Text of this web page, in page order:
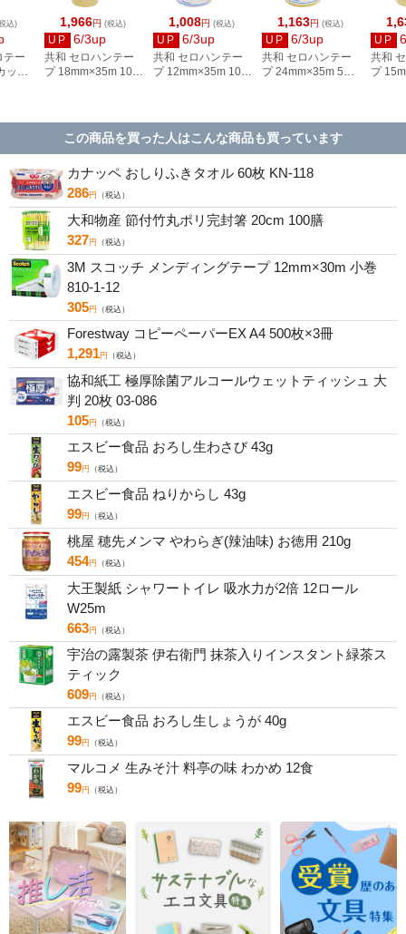
1,966円 (税込)
UP 6/3up
共和 セロハンテー
プ 18mm×35m 10巻
1,008円 (税込)
UP 6/3up
共和 セロハンテー
プ 12mm×35m 10巻
1,163円 (税込)
UP 6/3up
共和 セロハンテー
プ 24mm×35m 5巻
UP
共和
プ
込)
テー
ッタ
この商品を買った人はこんな商品も買っています
カナッペ おしりふきタオル 60枚 KN-118
286円 （税込）
大和物産 節付竹丸ポリ完封箸 20cm 100膳
327円 （税込）
3M スコッチ メンディングテープ 12mm×30m 小巻
810-1-12
305円 （税込）
Forestway コピーペーパーEX A4 500枚×3冊
1,291円 （税込）
協和紙工 極厚除菌アルコールウェットティッシュ 大
判 20枚 03-086
105円 （税込）
エスビー食品 おろし生わさび 43g
99円 （税込）
エスビー食品 ねりからし 43g
99円 （税込）
桃屋 穂先メンマ やわらぎ(辣油味) お徳用 210g
454円 （税込）
大王製紙 シャワートイレ 吸水力が2倍 12ロール
W25m
663円 （税込）
宇治の露製茶 伊右衛門 抹茶入りインスタント緑茶ス
ティック
609円 （税込）
エスビー食品 おろし生しょうが 40g
99円 （税込）
マルコメ 生みそ汁 料亭の味 わかめ 12食
99円 （税込）